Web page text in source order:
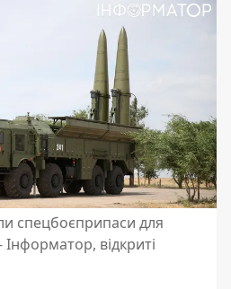
спецбоєприпаси для
відкриті